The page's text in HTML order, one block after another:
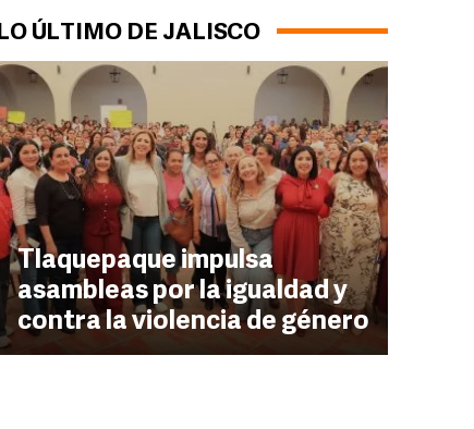
LO ÚLTIMO DE JALISCO
Tlaquepaque impulsa
asambleas por la igualdad y
contra la violencia de género